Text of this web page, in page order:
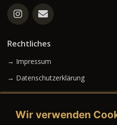
Rechtliches
→ Impressum
→ Datenschutzerklärung
Wir verwenden